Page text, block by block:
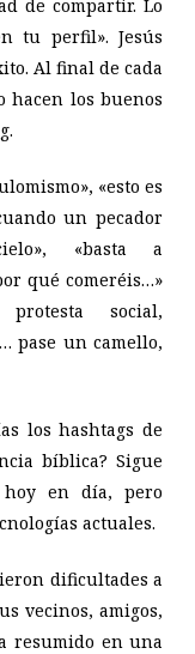
de compartir. Lo
tu perfil». Jesús
Al final de cada
hacen los buenos
«esto es
un pecador
«basta a
qué comeréis…»
social,
pase un camello,
los hashtags de
bíblica? Sigue
en día, pero
actuales.
dificultades a
vecinos, amigos,
resumido en una